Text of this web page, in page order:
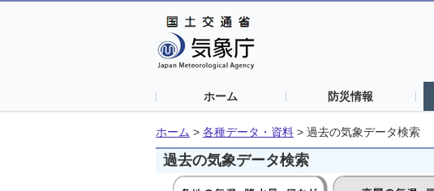
ホーム 防災情報
ホーム > 各種データ・資料 > 過去の気象データ検索
過去の気象データ検索